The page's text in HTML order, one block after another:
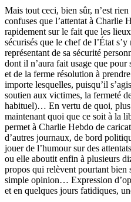
Mais tout ceci, bien sûr, n’est
confuses que l’attentat à Charlie
rapidement sur le fait que les
sécurisés que le chef de l’État
représentant de sa sécurité
dont il n’aura fait usage que
et de la ferme résolution à
importe lesquelles, puisqu’il
soutien aux victimes, la fermeté
habituel)… En vertu de quoi, plus
maintenant quoi que ce soit à la
permet à Charlie Hebdo de
d’autres journaux, de bord
jouer de l’humour sur des
ou elle aboutit enfin à plusieurs
propos qui relèvent pourtant bien
simple opinion… Expression
et en quelques jours fatidiques,